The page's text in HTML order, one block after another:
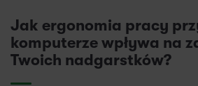
Jak ergonomia pracy
komputerze wpływa na
Twoich nadgarstków?